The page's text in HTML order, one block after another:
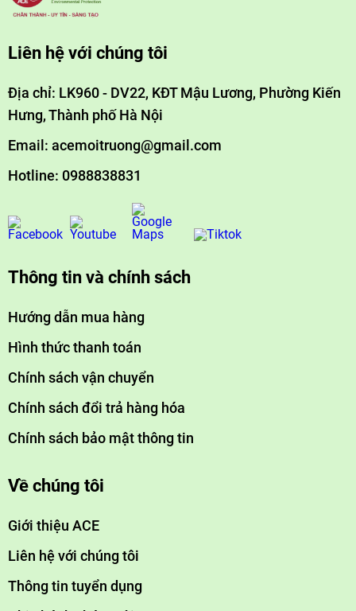
Liên hệ với chúng tôi
Địa chỉ: LK960 - DV22, KĐT Mậu Lương, Phường Kiến
Hưng, Thành phố Hà Nội
Email: acemoitruong@gmail.com
Hotline: 0988838831
Thông tin và chính sách
Hướng dẫn mua hàng
Hình thức thanh toán
Chính sách vận chuyển
Chính sách đổi trả hàng hóa
Chính sách bảo mật thông tin
Về chúng tôi
Giới thiệu ACE
Liên hệ với chúng tôi
Thông tin tuyển dụng